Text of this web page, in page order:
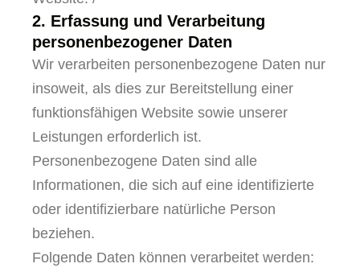
2. Erfassung und Verarbeitung
personenbezogener Daten
Wir verarbeiten personenbezogene Daten nur
insoweit, als dies zur Bereitstellung einer
funktionsfähigen Website sowie unserer
Leistungen erforderlich ist.
Personenbezogene Daten sind alle
Informationen, die sich auf eine identifizierte
oder identifizierbare natürliche Person
beziehen.
Folgende Daten können verarbeitet werden: